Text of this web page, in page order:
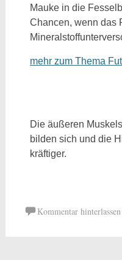
Mauke in die
Chancen, wenn das
mehr zum Thema
Die äußeren
bilden sich und die
kräftiger.
Kommentar hinterlassen